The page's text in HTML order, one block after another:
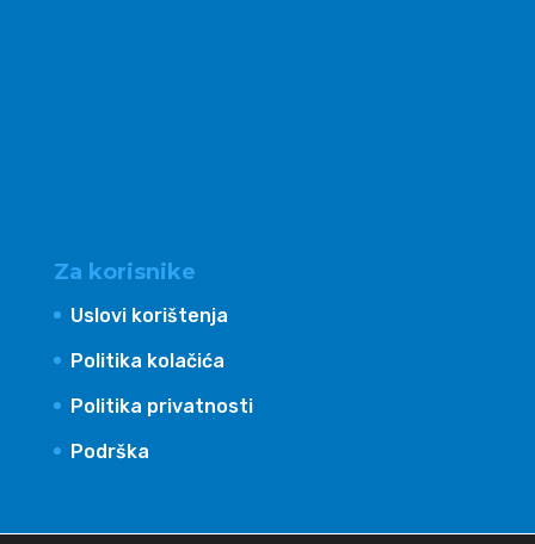
Za korisnike
Uslovi korištenja
Politika kolačića
Politika privatnosti
Podrška